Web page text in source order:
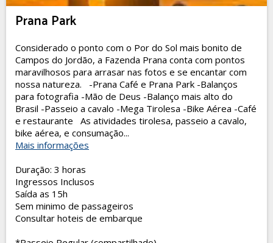
Prana Park
Considerado o ponto com o Por do Sol mais bonito de
Campos do Jordão, a Fazenda Prana conta com pontos
maravilhosos para arrasar nas fotos e se encantar com
nossa natureza. -Prana Café e Prana Park -Balanços
para fotografia -Mão de Deus -Balanço mais alto do
Brasil -Passeio a cavalo -Mega Tirolesa -Bike Aérea -Café
e restaurante As atividades tirolesa, passeio a cavalo,
bike aérea, e consumação...
Mais informações
Duração: 3 horas
Ingressos Inclusos
Saída as 15h
Sem minimo de passageiros
Consultar hoteis de embarque